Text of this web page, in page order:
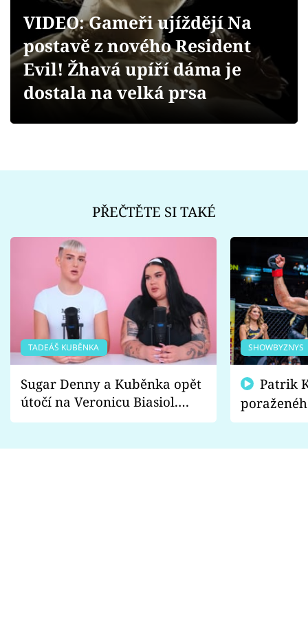
Videa
Sledujte prima+
VIDEO: Gameři ujíždějí Na
postavě z nového Resident
Evil! Žhavá upíří dáma je
dostala na velká prsa
PŘEČTĚTE SI TAKÉ
TADEÁŠ KUBĚNKA
Sugar Denny a Kuběnka opět
útočí na Veronicu Biasiol.
Proč je podle nich falešná a
SHOWBYZNYS
fanoušci